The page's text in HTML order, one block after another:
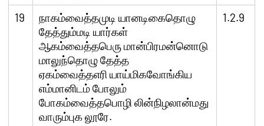
19
நாகம்வைத்தமுடி யானடிகைதொழு
தேத்தும்மடி யார்கள்
ஆகம்வைத்தபெரு மான்பிரமன்னொடு
மாலுந்தொழு தேத்த
ஏகம்வைத்தஎரி யாய்மிகவோங்கிய
எம்மானிடம் போலும்
போகம்வைத்தபொழி லின்நிழலான்மது
வாரும்புக லூரே.
1.2.9